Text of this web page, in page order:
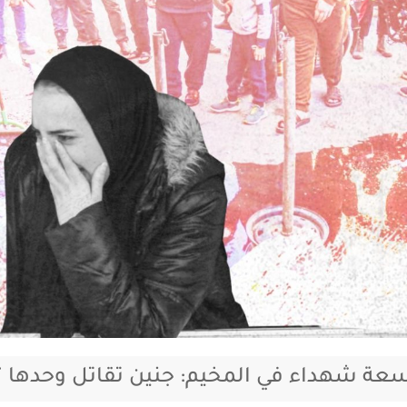
شهداء في المخيم: جنين تقاتل وحدها